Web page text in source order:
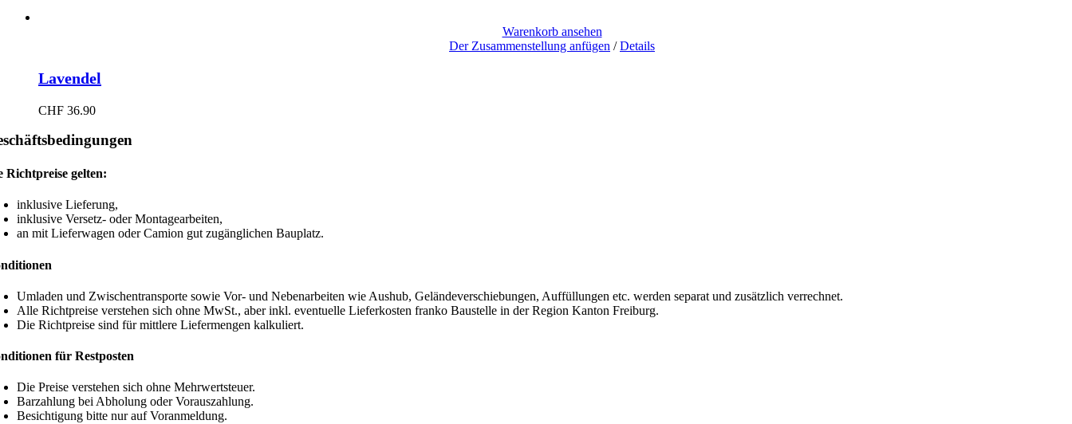
Warenkorb ansehen
Der Zusammenstellung anfügen / Details
Lavendel
CHF 36.90
Richtpreise gelten:
inklusive Lieferung,
inklusive Versetz- oder Montagearbeiten,
an mit Lieferwagen oder Camion gut zugänglichen Bauplatz.
Umladen und Zwischentransporte sowie Vor- und Nebenarbeiten wie Aushub, Geländeverschiebungen, Auffüllungen etc. werden separat und zusätzlich verrechnet.
Alle Richtpreise verstehen sich ohne MwSt., aber inkl. eventuelle Lieferkosten franko Baustelle in der Region Kanton Freiburg.
Die Richtpreise sind für mittlere Liefermengen kalkuliert.
für Restposten
Die Preise verstehen sich ohne Mehrwertsteuer.
Barzahlung bei Abholung oder Vorauszahlung.
Besichtigung bitte nur auf Voranmeldung.